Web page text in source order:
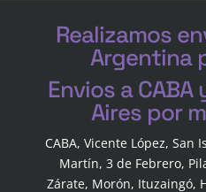
Realizamos
Argentina
Envios a
Aires por
CABA, Vicente López, San
Martín, 3 de Febrero,
Zárate, Morón, Ituzaingó,